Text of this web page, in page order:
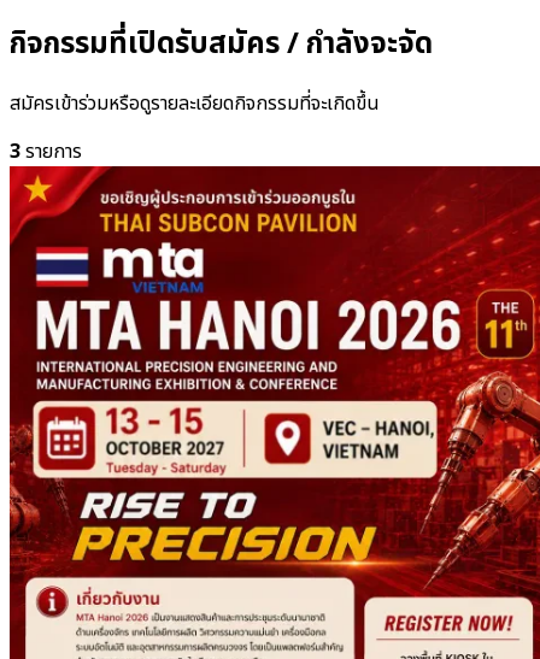
กิจกรรมที่เปิดรับสมัคร / กำลังจะจัด
สมัครเข้าร่วมหรือดูรายละเอียดกิจกรรมที่จะเกิดขึ้น
3รายการ